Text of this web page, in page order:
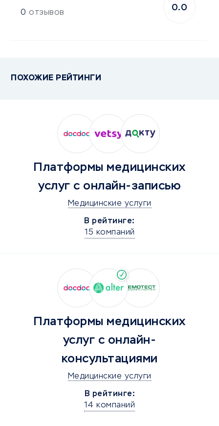
0 отзывов
0.0
ПОХОЖИЕ РЕЙТИНГИ
Платформы медицинских
услуг с онлайн-записью
Медицинские услуги
В рейтинге:
15 компаний
Платформы медицинских
услуг с онлайн-
консультациями
Медицинские услуги
В рейтинге:
14 компаний